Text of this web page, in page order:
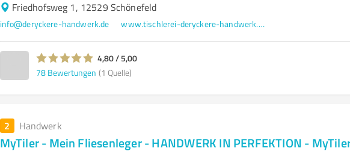
Friedhofsweg 1, 12529 Schönefeld
info@deryckere-handwerk.de www.tischlerei-deryckere-handwerk.de/moebeltischlerei-berlin.html
4,80 / 5,00
78 Bewertungen (1 Quelle)
2 Handwerk
MyTiler - Mein Fliesenleger - HANDWERK IN PERFEKTION -